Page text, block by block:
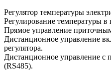
Регулятор температуры
Регулирование температуры в
Прямое управление
Дистанционное управление
регулятора.
Дистанционное управление с
(RS485).